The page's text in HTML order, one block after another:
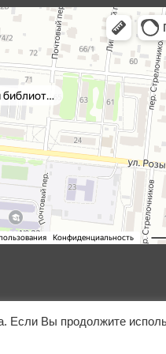
Если Вы продолжите